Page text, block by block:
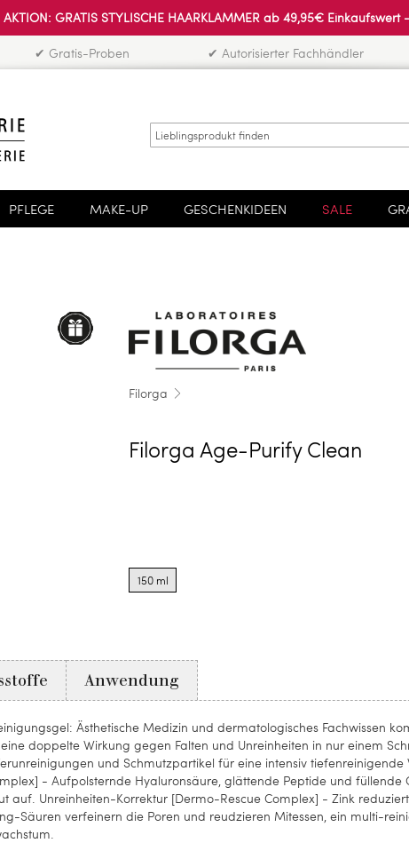
GRATIS STYLISCHE HAARKLAMMER ab 49,95€
✔ Gratis-Proben ✔ Autorisierter Fachhändler
PFLEGE MAKE-UP GESCHENKIDEEN SALE
Filorga
Filorga Age-Purify Clean
options
for
150 ml
Ästhetische Medizin und dermatologisches Fachwissen
doppelte Wirkung gegen Falten und Unreinheiten in nur einem
und Schmutzpartikel für eine intensiv tiefenreinigende
- Aufpolsternde Hyaluronsäure, glättende Peptide und füllende
auf. Unreinheiten-Korrektur [Dermo-Rescue Complex] - Zink
Säuren verfeinern die Poren und reudzieren Mitessen, ein multi-
Anwendung